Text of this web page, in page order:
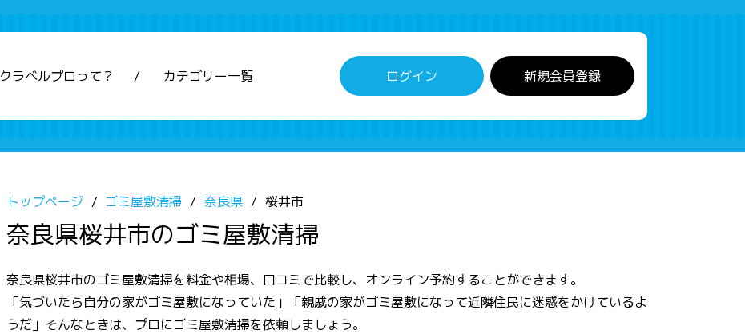
クラベルプロって？ カテゴリー一覧 ログイン 新規会員登録
トップページ ゴミ屋敷清掃 奈良県 桜井市
奈良県桜井市のゴミ屋敷清掃
奈良県桜井市のゴミ屋敷清掃を料金や相場、口コミで比較し、オンライン予約することができます。
「気づいたら自分の家がゴミ屋敷になっていた」「親戚の家がゴミ屋敷になって近隣住民に迷惑をかけているよ
うだ」そんなときは、プロにゴミ屋敷清掃を依頼しましょう。